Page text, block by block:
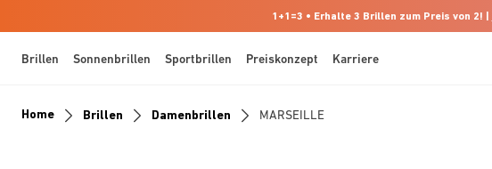
1+1=3 • Erhalte 3 Brillen zum Preis von 2! |
Brillen Sonnenbrillen Sportbrillen Preiskonzept Karriere
Home Brillen Damenbrillen MARSEILLE